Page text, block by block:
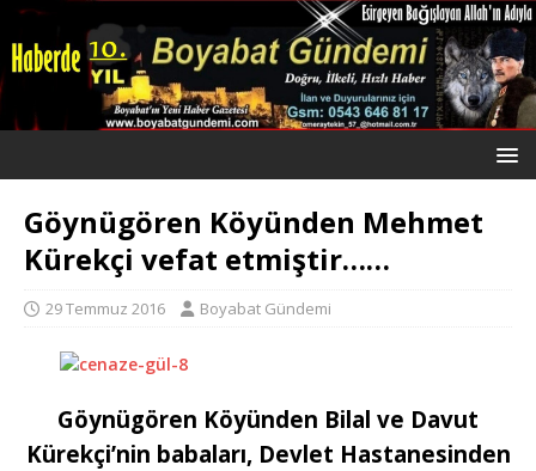
Göynügören Köyünden Mehmet
Kürekçi vefat etmiştir……
29 Temmuz 2016 Boyabat Gündemi
Göynügören Köyünden Bilal ve Davut
Kürekçi’nin babaları, Devlet Hastanesinden